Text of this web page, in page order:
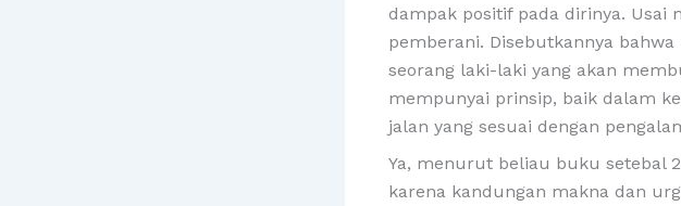
dampak positif pada dirinya. Usai
pemberani. Disebutkannya
seorang laki-laki yang akan
mempunyai prinsip, baik dalam
jalan yang sesuai dengan
Ya, menurut beliau buku setebal
karena kandungan makna dan